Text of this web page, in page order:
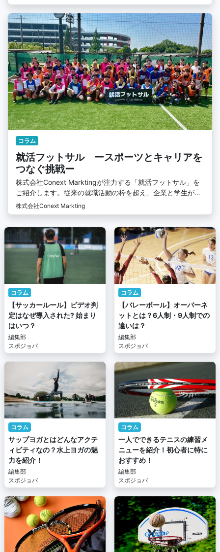
コラム
就活フットサル ースポーツとキャリアを
つなぐ挑戦ー
株式会社Conext Marktingが注力する「就活フットサル」を
ご紹介します。従来の就職活動の枠を超え、企業と学生がス
ポーツを通じて自然につながる採用直結型イベントです。こ
れまで浦和レッズや川崎フロンターレとの連携や、槙野智章
ロ氏など豪華ゲストを迎え、多くの出会いと特別な体験を生
み出してきました。 本記事では、この新たな挑戦に懸ける私
たちの想いと熱意をお伝えします。ぜひその一端を感じ取っ
ていただければ幸いです
株式会社Conext Markting
コラム
【サッカールール】ビデオ判
定はなぜ導入された? 始まり
はいつ？
編集部
スポジョバ
コラム
【バレーボール】オーバーネ
ットとは？6人制・9人制での
違いは？
編集部
スポジョバ
コラム
サップヨガとはどんなアクテ
ィビティなの？水上ヨガの魅
力を紹介！
編集部
スポジョバ
コラム
一人でできるテニスの練習メ
ニューを紹介！初心者に特に
おすすめ！
編集部
スポジョバ